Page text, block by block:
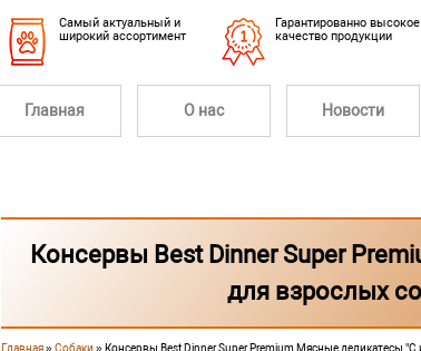
Cамый актуальный и
широкий ассортимент
Гарантированно высокое
качество продукции
Главная О нас Новости
Консервы Best Dinner Super
для взрослых
Главная» Собаки » Консервы Best Dinner Super Premium Мясные деликатесы